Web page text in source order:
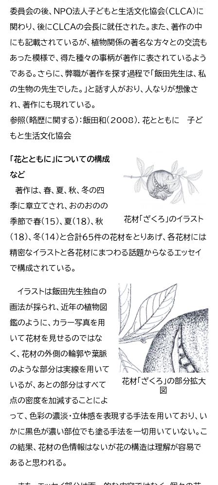
委員会の後、ＮＰＯ法人子どもと生活文化協会（ＣＬＣＡ）に
関わり、後にＣＬＣＡの会長に就任された。また、著作の中
にも記載されているが、植物関係の著名な方々との交流も
あった模様で、得た種々の事柄が著作に表されているよう
である。さらに、弊職が著作を探す過程で「飯田先生は、私
の生物の先生でした。」と話す人がおり、人なりが想像さ
れ、著作にも現れている。
参照（略歴に関する）：飯田和（2008）．花とともに 子ど
もと生活文化協会
花材「ざくろ」のイラスト
「花とともに」についての構成
など
著作は、春、夏、秋、冬の四
季に章立てされ、おのおのの
季節で春（１５）、夏（１８）、秋
（１８）、冬（１４）と合計６５件の花材をとりあげ、各花材には
精密なイラストと各花材にまつわる話題からなるエッセイ
で構成されている。
花材「ざくろ」の部分拡大
図
イラストは飯田先生独自の
画法が採られ、近年の植物図
鑑のように、カラー写真を用
いて花材を見せるのではな
く、花材の外側の輪郭や葉脈
のような部分は実線を用いて
いるが、あとの部分はすべて
点の密度を加減することによ
って、色彩の濃淡・立体感を表現する手法を用いており、い
かに黒色が濃い部位でも塗る手法を一切用いていない。こ
の結果、花材の色情報はないが花の構造は理解が容易で
あると思われる。